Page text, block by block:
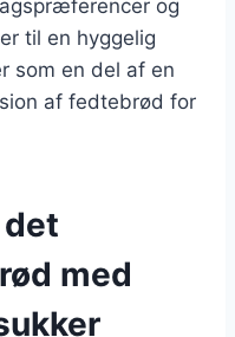
og
til en hyggelig
som en del af en
af fedtebrød for
det
med